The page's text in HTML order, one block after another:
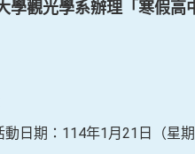
學觀光學系辦理「寒假
動日期：114年1月21日（星期